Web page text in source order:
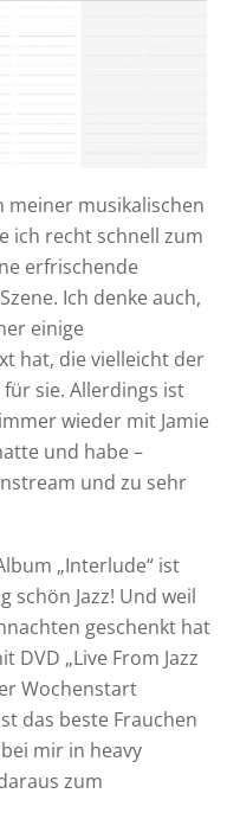
meiner musikalischen
ich recht schnell zum
erfrischende
Ich denke auch,
einige
hat, die vielleicht der
sie. Allerdings ist
wieder mit Jamie
und habe –
und zu sehr
„Interlude“ ist
schön Jazz! Und weil
geschenkt hat
DVD „Live From Jazz
Wochenstart
das beste Frauchen
mir in heavy
zum